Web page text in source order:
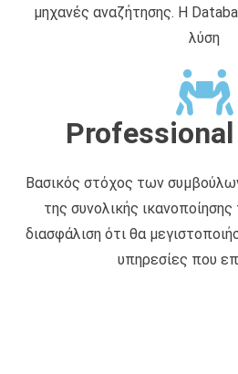
μηχανές αναζήτησης. Η
λύση
Βασικός στόχος των
της συνολικής
διασφάλιση ότι θα
υπηρεσίες που